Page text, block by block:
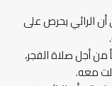
أن الرائي يحرص على
من أجل صلاة الفجر،
معه.